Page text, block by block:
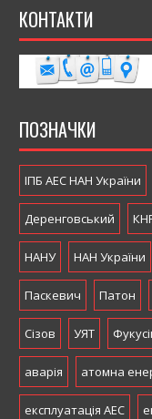
КОНТАКТИ
ПОЗНАЧКИ
ІПБ АЕС НАН України
Деренговський
НАНУ НАН України
Паскевич Патон
Сізов УЯТ
аварія атомна
експлуатація АЕС